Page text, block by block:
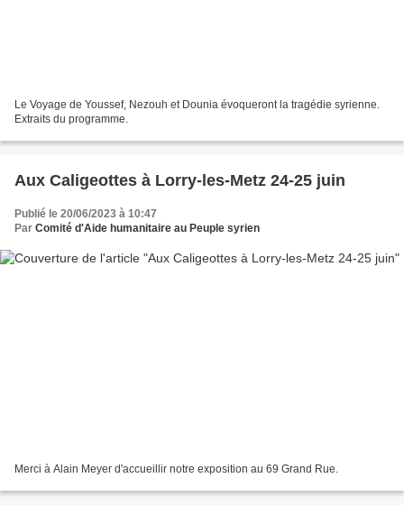
Le Voyage de Youssef, Nezouh et Dounia évoqueront la tragédie syrienne.
Extraits du programme.
Aux Caligeottes à Lorry-les-Metz 24-25 juin
Publié le 20/06/2023 à 10:47
Par Comité d'Aide humanitaire au Peuple syrien
Merci à Alain Meyer d'accueillir notre exposition au 69 Grand Rue.